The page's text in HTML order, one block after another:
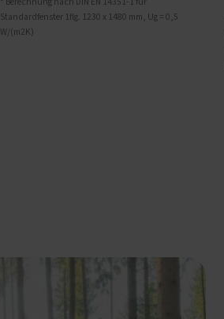
* Berechnung nach DIN EN 14351-1 für
Standardfenster 1flg. 1230 x 1480 mm, Ug = 0,5
W/(m2K)